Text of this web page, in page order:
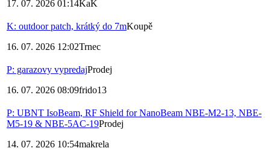
17. 07. 2026 01:14KaK
K: outdoor patch, krátký do 7mKoupě
16. 07. 2026 12:02Trnec
P: garazovy vypredajProdej
16. 07. 2026 08:09frido13
P: UBNT IsoBeam, RF Shield for NanoBeam NBE-M2-13, NBE-
M5-19 & NBE-5AC-19Prodej
14. 07. 2026 10:54makrela